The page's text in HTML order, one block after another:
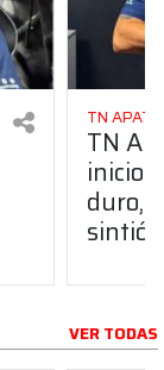
TN APAT
TN
inicio
duro,
sintió”
VER TODAS